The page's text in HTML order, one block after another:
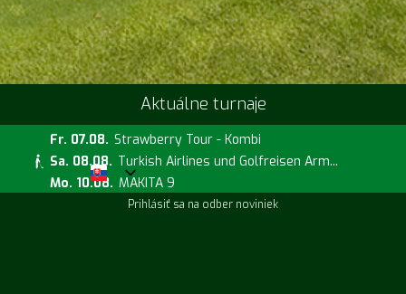
Aktuálne turnaje
Fr. 07.08. Strawberry Tour - Kombi
Sa. 08.08. Turkish Airlines und Golfreisen Arm...
Mo. 10.08. MAKITA 9
Prihlásiť sa na odber noviniek